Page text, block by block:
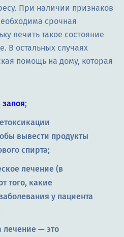
При наличии признаков
срочная
лечить такое состояние
В остальных случаях
помощь на дому, которая
;
вывести продукты
спирта;
лечение (в
того, какие
у пациента
— это